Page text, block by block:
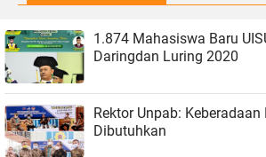
1.874 Mahasiswa Baru
Daringdan Luring 2020
Rektor Unpab:
Dibutuhkan